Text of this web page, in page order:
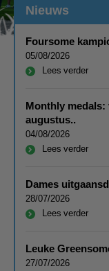
Nieuws
Foursome
05/08/2026
Lees verder
Monthly
augustus..
04/08/2026
Lees verder
Dames
28/07/2026
Lees verder
Leuke
27/07/2026